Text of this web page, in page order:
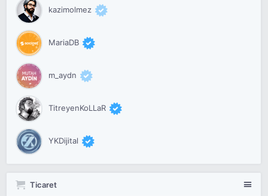
kazimolmez
MariaDB
m_aydn
TitreyenKoLLaR
YKDijital
Ticaret